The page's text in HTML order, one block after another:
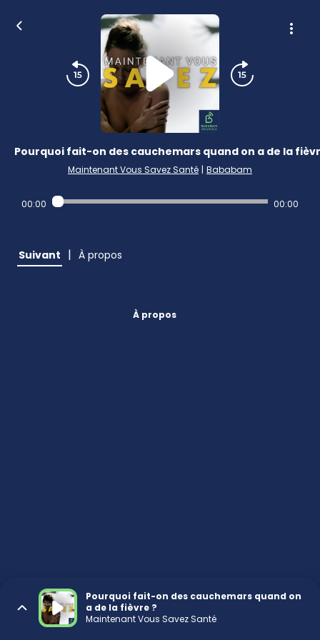
Pourquoi fait-on des cauchemars quand on a de la
Maintenant Vous Savez Santé | Bababam
00:00 00:00
Suivant | À propos
À propos
Pourquoi fait-on des cauchemars quand on
a de la fièvre ?
Maintenant Vous Savez Santé